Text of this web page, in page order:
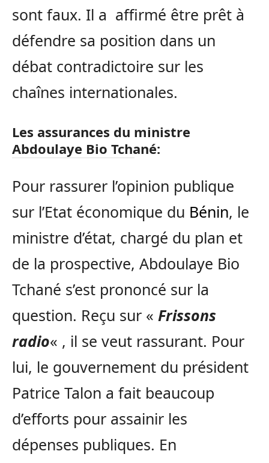
sont faux. Il a affirmé être prêt à
défendre sa position dans un
débat contradictoire sur les
chaînes internationales.
Les assurances du ministre
Abdoulaye Bio Tchané:
Pour rassurer l’opinion publique
sur l’Etat économique du Bénin, le
ministre d’état, chargé du plan et
de la prospective, Abdoulaye Bio
Tchané s’est prononcé sur la
question. Reçu sur « Frissons
radio« , il se veut rassurant. Pour
lui, le gouvernement du président
Patrice Talon a fait beaucoup
d’efforts pour assainir les
dépenses publiques. En